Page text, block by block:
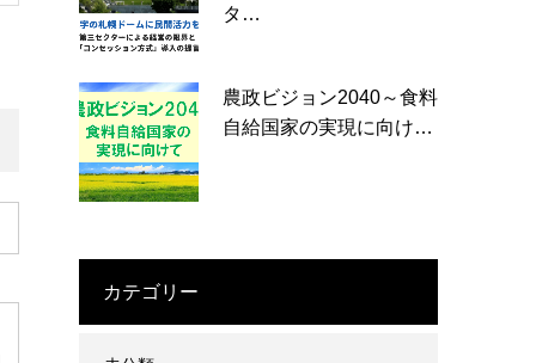
タ…
農政ビジョン2040～食料
自給国家の実現に向け…
カテゴリー